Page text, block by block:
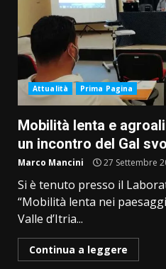
Attualità Prima Pagina
Mobilità lenta e
un incontro del Gal
Marco Mancini 27 Settembre
Si è tenuto presso il
“Mobilità lenta nei
Valle d’Itria...
Continua a leggere